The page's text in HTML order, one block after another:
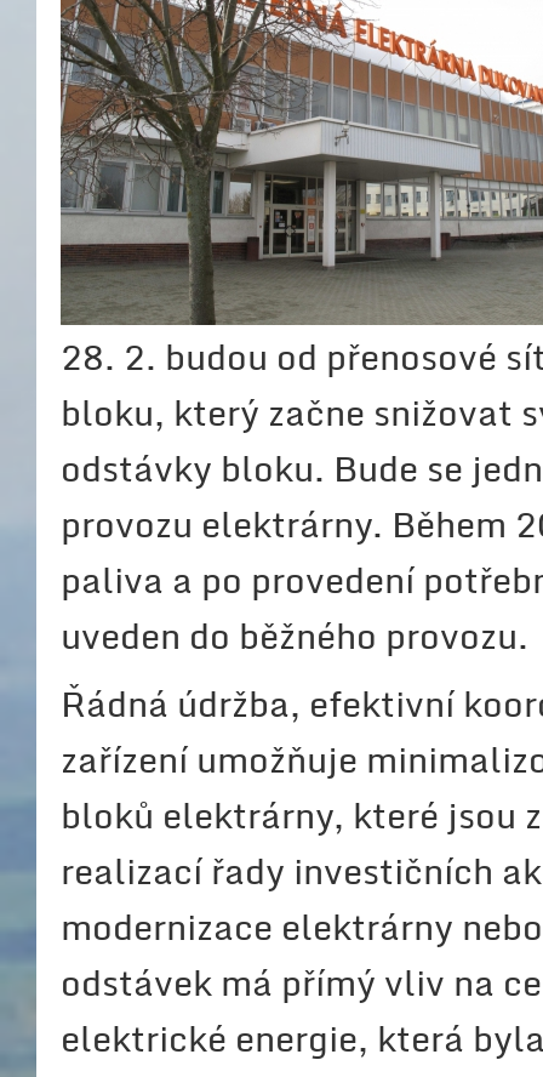
28. 2. budou od přenosové
bloku, který začne snižovat
odstávky bloku. Bude se
provozu elektrárny. Během
paliva a po provedení
uveden do běžného provozu.
Řádná údržba, efektivní
zařízení umožňuje
bloků elektrárny, které jsou
realizací řady investičních
modernizace elektrárny
odstávek má přímý vliv na
elektrické energie, která